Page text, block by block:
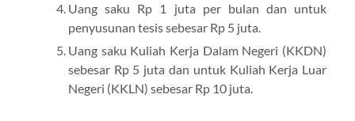
Uang saku Rp 1 juta per bulan dan untuk
penyusunan tesis sebesar Rp 5 juta.
Uang saku Kuliah Kerja Dalam Negeri (KKDN)
sebesar Rp 5 juta dan untuk Kuliah Kerja Luar
Negeri (KKLN) sebesar Rp 10 juta.